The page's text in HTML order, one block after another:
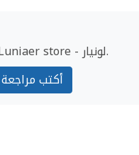
ابدأ مراجعة Luniaer store - لونيار.
أكتب مراجعة